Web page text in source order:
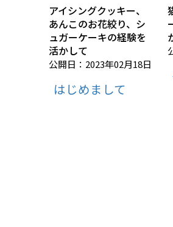
アイシングクッキー、
あんこのお花絞り、シ
ュガーケーキの経験を
活かして
公開日：2023年02月18日
はじめまして